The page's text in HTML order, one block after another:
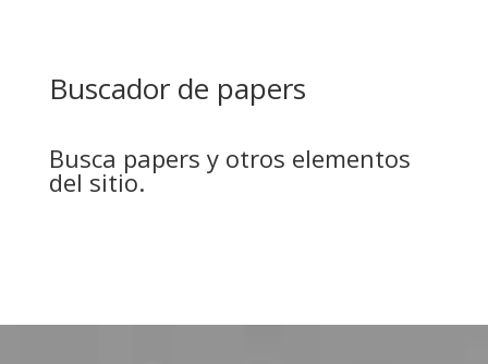
Buscador de papers
Busca papers y otros elementos
del sitio.